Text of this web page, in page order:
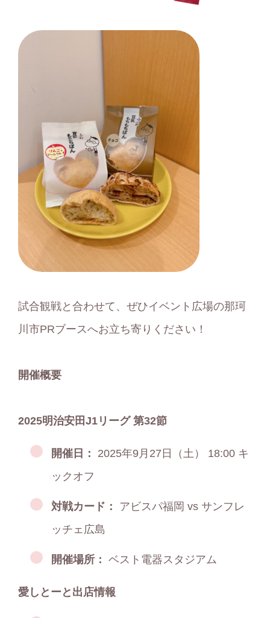
試合観戦と合わせて、ぜひイベント広場の那珂
川市PRブースへお立ち寄りください！
開催概要
2025明治安田J1リーグ 第32節
開催日：
2025年9月27日（土） 18:00 キ
ックオフ
対戦カード：
アビスパ福岡 vs サンフレ
ッチェ広島
開催場所： ベスト電器スタジアム
愛しとーと出店情報